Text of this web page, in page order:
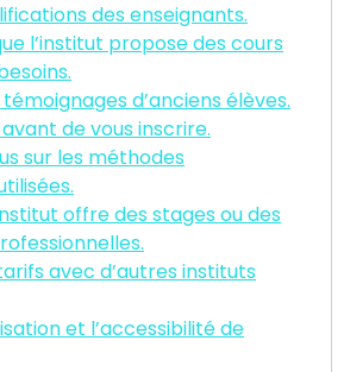
des enseignants.
l’institut propose des cours
témoignages d’anciens élèves.
de vous inscrire.
sur les méthodes
offre des stages ou des
avec d’autres instituts
et l’accessibilité de